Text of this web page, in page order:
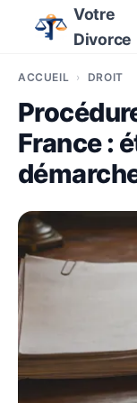
Votre
Divorce
ACCUEIL DROIT
France :